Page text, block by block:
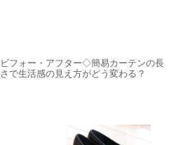
ビフォー・アフター◇簡易カーテンの長
さで生活感の見え方がどう変わる？